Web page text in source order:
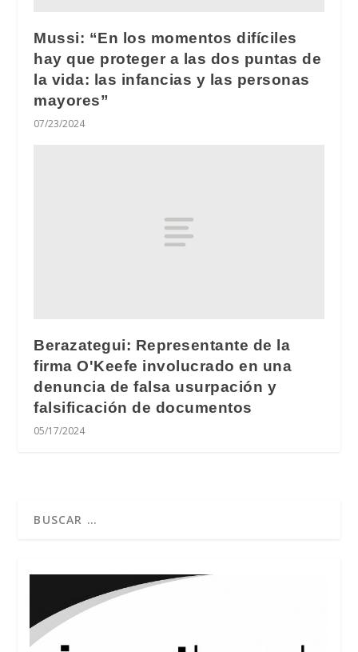
Mussi: “En los momentos difíciles
hay que proteger a las dos puntas de
la vida: las infancias y las personas
mayores”
07/23/2024
Berazategui: Representante de la
firma O'Keefe involucrado en una
denuncia de falsa usurpación y
falsificación de documentos
05/17/2024